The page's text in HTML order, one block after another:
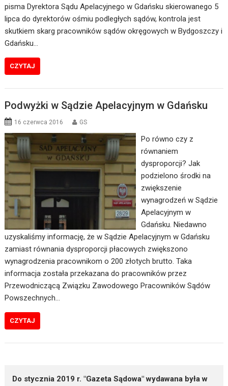
pisma Dyrektora Sądu Apelacyjnego w Gdańsku skierowanego 5
lipca do dyrektorów ośmiu podległych sądów, kontrola jest
skutkiem skarg pracowników sądów okręgowych w Bydgoszczy i
Gdańsku…
CZYTAJ
Podwyżki w Sądzie Apelacyjnym w Gdańsku
16 czerwca 2016 GS
Po równo czy z
równaniem
dysproporcji? Jak
podzielono środki na
zwiększenie
wynagrodzeń w Sądzie
Apelacyjnym w
Gdańsku. Niedawno
uzyskaliśmy informację, że w Sądzie Apelacyjnym w Gdańsku
zamiast równania dysproporcji płacowych zwiększono
wynagrodzenia pracownikom o 200 złotych brutto. Taka
informacja została przekazana do pracowników przez
Przewodniczącą Związku Zawodowego Pracowników Sądów
Powszechnych…
CZYTAJ
Do stycznia 2019 r. "Gazeta Sądowa" wydawana była w